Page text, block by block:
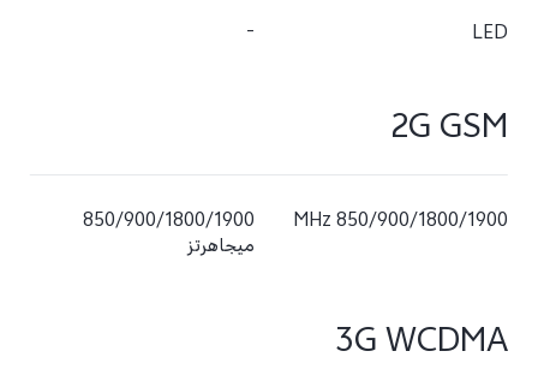
LED
-
2G GSM
850/900/1800/1900 MHz
850/900/1800/1900
ميجاهرتز‬
3G WCDMA